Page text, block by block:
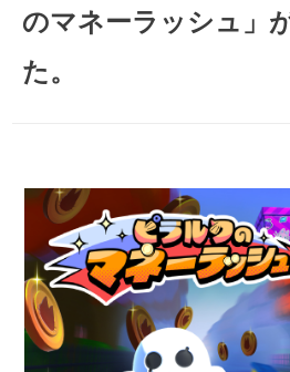
のマネーラッシュ」
た。